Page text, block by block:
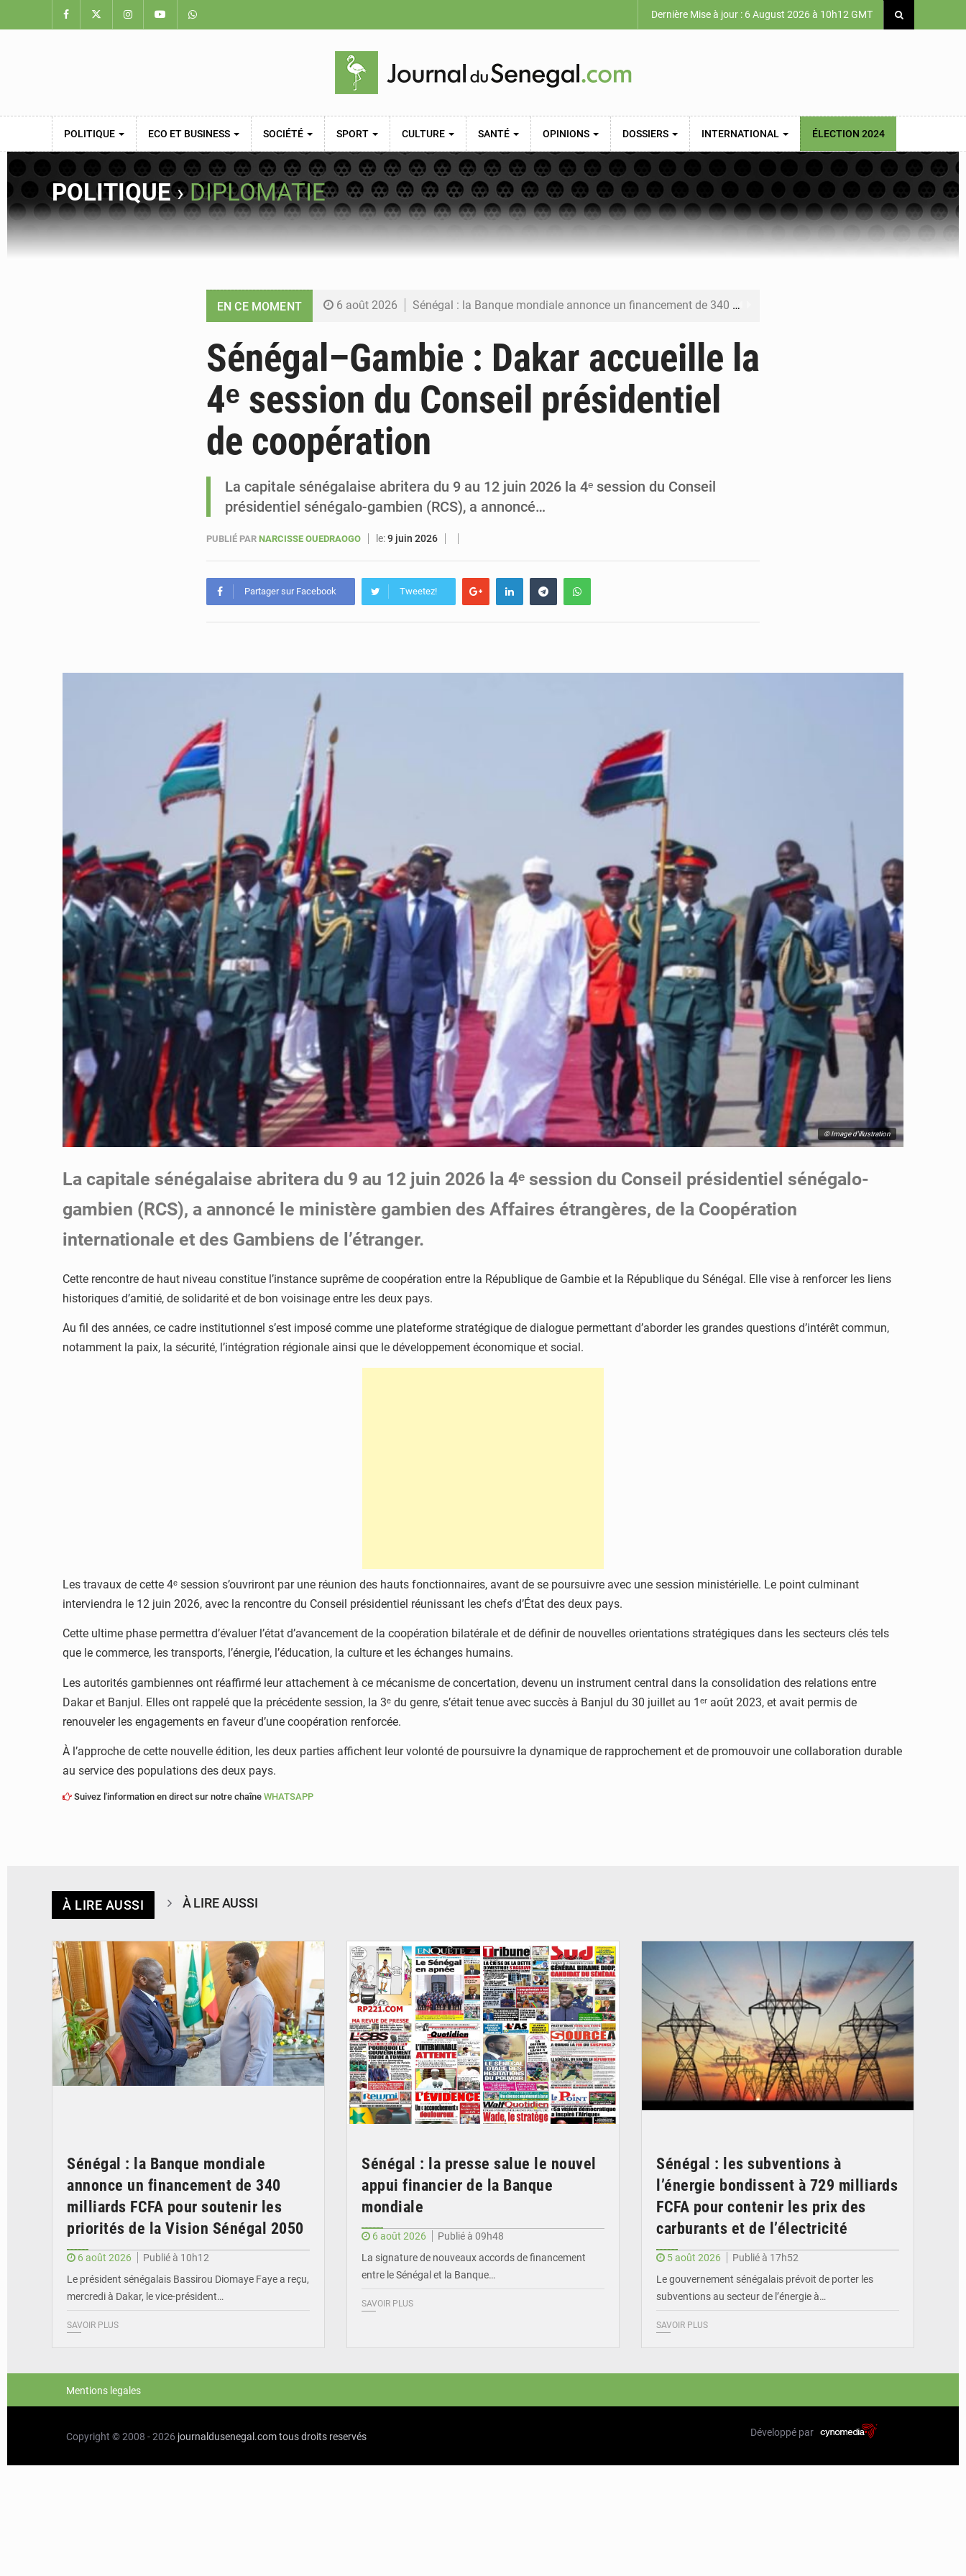
Dernière Mise à jour : 6 August 2026 à 10h12 GMT
POLITIQUE ECO ET BUSINESS SOCIÉTÉ SPORT CULTURE SANTÉ OPINIONS DOSSIERS INTERNATIONAL ÉLECTION 2024
POLITIQUE›DIPLOMATIE
EN CE MOMENT 6 août 2026 Sénégal : la Banque mondiale annonce un financement de 340 milliards FCFA pour soutenir les priorités de la Vision Sénégal 2050
5 août 2026 Sénégal : les subventions à l’énergie bondissent à 729 milliards FCFA pour contenir les prix des carburants et de l’électricité
5 août 2026 Sénégal : le niveau du fleuve Sénégal poursuit sa montée à Podor, les autorités appellent à la vigilance
5 août 2026 Sénégal : Ousmane Diagne prêtera serment le 11 août comme président du Conseil constitutionnel
Sénégal–Gambie : Dakar accueille la
4ᵉ session du Conseil présidentiel
de coopération
La capitale sénégalaise abritera du 9 au 12 juin 2026 la 4ᵉ session du Conseil
présidentiel sénégalo-gambien (RCS), a annoncé…
PUBLIÉ PAR NARCISSE OUEDRAOGO le:9 juin 2026
Partager sur Facebook Tweetez!
© Image d'illustration
La capitale sénégalaise abritera du 9 au 12 juin 2026 la 4ᵉ session du Conseil présidentiel sénégalo-
gambien (RCS), a annoncé le ministère gambien des Affaires étrangères, de la Coopération
internationale et des Gambiens de l’étranger.
Cette rencontre de haut niveau constitue l’instance suprême de coopération entre la République de Gambie et la République du Sénégal. Elle vise à renforcer les liens
historiques d’amitié, de solidarité et de bon voisinage entre les deux pays.
Au fil des années, ce cadre institutionnel s’est imposé comme une plateforme stratégique de dialogue permettant d’aborder les grandes questions d’intérêt commun,
notamment la paix, la sécurité, l’intégration régionale ainsi que le développement économique et social.
Les travaux de cette 4ᵉ session s’ouvriront par une réunion des hauts fonctionnaires, avant de se poursuivre avec une session ministérielle. Le point culminant
interviendra le 12 juin 2026, avec la rencontre du Conseil présidentiel réunissant les chefs d’État des deux pays.
Cette ultime phase permettra d’évaluer l’état d’avancement de la coopération bilatérale et de définir de nouvelles orientations stratégiques dans les secteurs clés tels
que le commerce, les transports, l’énergie, l’éducation, la culture et les échanges humains.
Les autorités gambiennes ont réaffirmé leur attachement à ce mécanisme de concertation, devenu un instrument central dans la consolidation des relations entre
Dakar et Banjul. Elles ont rappelé que la précédente session, la 3ᵉ du genre, s’était tenue avec succès à Banjul du 30 juillet au 1ᵉʳ août 2023, et avait permis de
renouveler les engagements en faveur d’une coopération renforcée.
À l’approche de cette nouvelle édition, les deux parties affichent leur volonté de poursuivre la dynamique de rapprochement et de promouvoir une collaboration durable
au service des populations des deux pays.
Suivez l'information en direct sur notre chaîne WHATSAPP
À LIRE AUSSI À LIRE AUSSI
Sénégal : la Banque mondiale
annonce un financement de 340
milliards FCFA pour soutenir les
priorités de la Vision Sénégal 2050
6 août 2026
Publié à 10h12
Le président sénégalais Bassirou Diomaye Faye a reçu,
mercredi à Dakar, le vice-président…
SAVOIR PLUS
Sénégal : la presse salue le nouvel
appui financier de la Banque
mondiale
6 août 2026
Publié à 09h48
La signature de nouveaux accords de financement
entre le Sénégal et la Banque…
SAVOIR PLUS
Sénégal : les subventions à
l’énergie bondissent à 729 milliards
FCFA pour contenir les prix des
carburants et de l’électricité
5 août 2026
Publié à 17h52
Le gouvernement sénégalais prévoit de porter les
subventions au secteur de l’énergie à…
SAVOIR PLUS
Mentions legales
Copyright © 2008 - 2026 journaldusenegal.comtous droits reservés Développé par